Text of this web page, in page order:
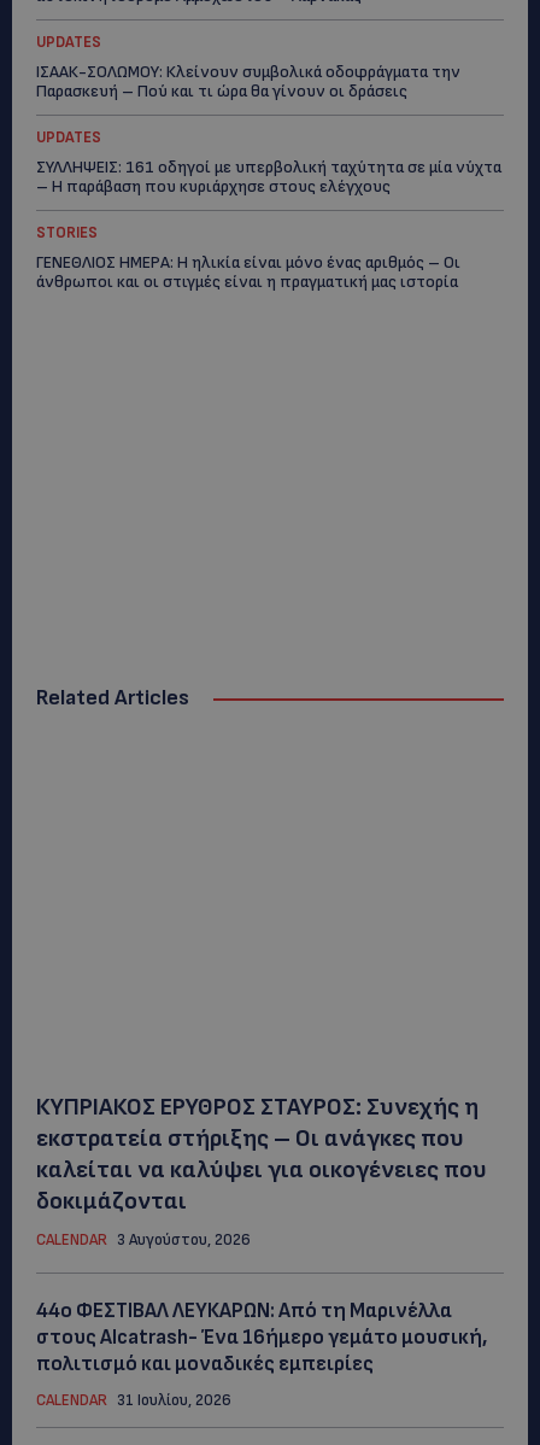
UPDATES
ΙΣΑΑΚ-ΣΟΛΩΜΟΥ: Κλείνουν συμβολικά οδοφράγματα την
Παρασκευή – Πού και τι ώρα θα γίνουν οι δράσεις
UPDATES
ΣΥΛΛΗΨΕΙΣ: 161 οδηγοί με υπερβολική ταχύτητα σε μία νύχτα
– Η παράβαση που κυριάρχησε στους ελέγχους
STORIES
ΓΕΝΕΘΛΙΟΣ ΗΜΕΡΑ: Η ηλικία είναι μόνο ένας αριθμός – Οι
άνθρωποι και οι στιγμές είναι η πραγματική μας ιστορία
Related Articles
ΚΥΠΡΙΑΚΟΣ ΕΡΥΘΡΟΣ ΣΤΑΥΡΟΣ: Συνεχής η
εκστρατεία στήριξης – Οι ανάγκες που
καλείται να καλύψει για οικογένειες που
δοκιμάζονται
CALENDAR 3 Αυγούστου, 2026
44ο ΦΕΣΤΙΒΑΛ ΛΕΥΚΑΡΩΝ: Από τη Μαρινέλλα
στους Alcatrash- Ένα 16ήμερο γεμάτο μουσική,
πολιτισμό και μοναδικές εμπειρίες
CALENDAR 31 Ιουλίου, 2026